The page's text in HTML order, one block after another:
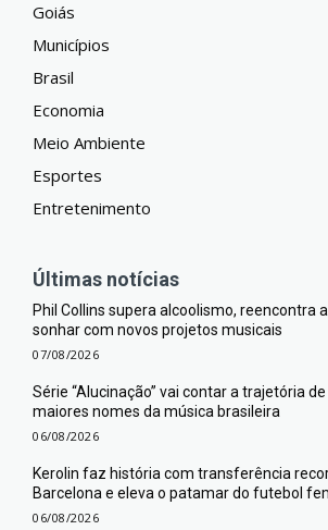
Goiás
Municípios
Brasil
Economia
Meio Ambiente
Esportes
Entretenimento
Últimas notícias
Phil Collins supera alcoolismo, reencontra
sonhar com novos projetos musicais
07/08/2026
Série “Alucinação” vai contar a trajetória
maiores nomes da música brasileira
06/08/2026
Kerolin faz história com transferência
Barcelona e eleva o patamar do futebol
06/08/2026